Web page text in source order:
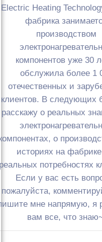
Electric Heating
фабрика
производством
компонентов уже 30
обслужила более 1
отечественных и
клиентов. В следующих
расскажу о реальных
о
историях на
реальных потребностях
Если у вас есть
пожалуйста,
мне напрямую, я
вам все, что